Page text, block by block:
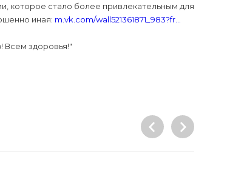
которое стало более привлекательным для
иная: m.vk.com/wall521361871_983?fr...
Всем здоровья!"